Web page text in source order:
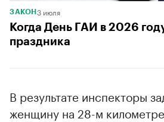
ЗАКОН 3 июля
Когда День ГАИ в 2026
праздника
В результате инспекторы
женщину на 28-м